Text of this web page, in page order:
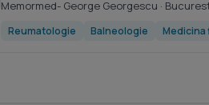
Memormed- George Georgescu ·
Reumatologie Balneologie Medicina